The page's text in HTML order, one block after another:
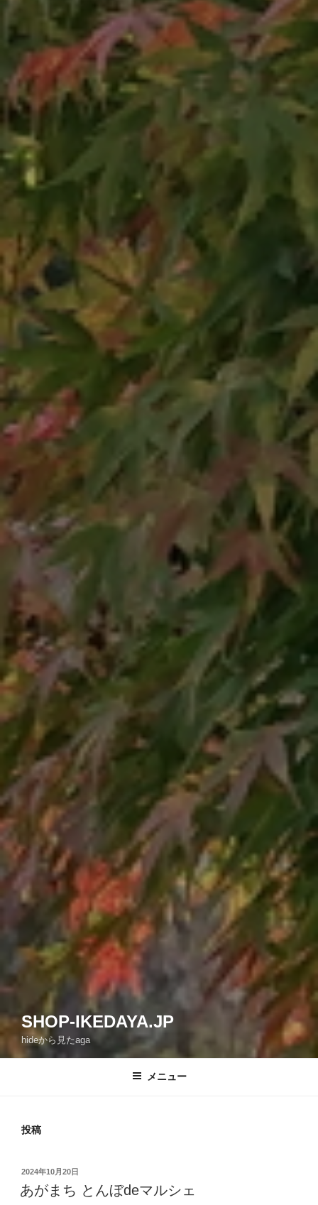
SHOP-IKEDAYA.JP
hideから見たaga
メニュー
投稿
投
稿
日:
2024年10月20日
あがまち とんぼdeマルシェ